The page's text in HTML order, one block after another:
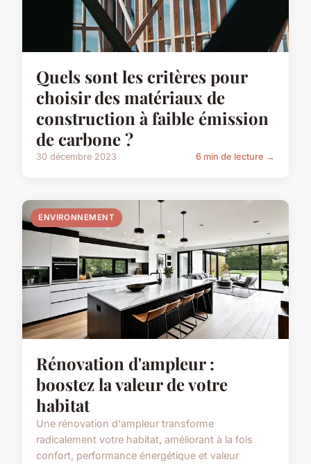
Quels sont les critères pour
choisir des matériaux de
construction à faible émission
de carbone ?
30 décembre 2023 6 min de lecture →
ENVIRONNEMENT
Rénovation d'ampleur :
boostez la valeur de votre
habitat
Une rénovation d'ampleur transforme
radicalement votre habitat, améliorant à la fois
confort, performance énergétique et valeur